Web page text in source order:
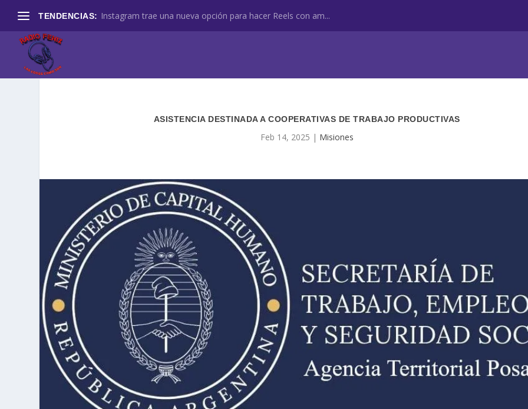
TENDENCIAS: Instagram trae una nueva opción para hacer Reels con am...
ASISTENCIA DESTINADA A COOPERATIVAS DE TRABAJO PRODUCTIVAS
Feb 14, 2025 | Misiones